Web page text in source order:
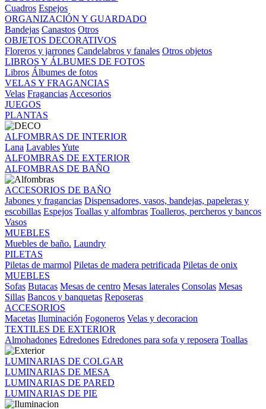
Cuadros Espejos
ORGANIZACIÓN Y GUARDADO
Bandejas Canastos Otros
OBJETOS DECORATIVOS
Floreros y jarrones Candelabros y fanales Otros objetos
LIBROS Y ÁLBUMES DE FOTOS
Libros Álbumes de fotos
VELAS Y FRAGANCIAS
Velas Fragancias Accesorios
JUEGOS
PLANTAS
ALFOMBRAS DE INTERIOR
Lana LavablesYute
ALFOMBRAS DE EXTERIOR
ALFOMBRAS DE BAÑO
ACCESORIOS DE BAÑO
Jabones y fragancias Dispensadores, vasos, bandejas, papeleras y
escobillas Espejos Toallas y alfombras Toalleros, percheros y bancos
Vasos
MUEBLES
Muebles de baño. Laundry
PILETAS
Piletas de marmol Piletas de madera petrificada Piletas de onix
MUEBLES
Sofas Butacas Mesas de centro Mesas laterales Consolas Mesas
Sillas Bancos y banquetas Reposeras
ACCESORIOS
Macetas Iluminación Fogoneros Velas y decoracion
TEXTILES DE EXTERIOR
Almohadones Edredones Edredones para sofa y reposera Toallas
LUMINARIAS DE COLGAR
LUMINARIAS DE MESA
LUMINARIAS DE PARED
LUMINARIAS DE PIE